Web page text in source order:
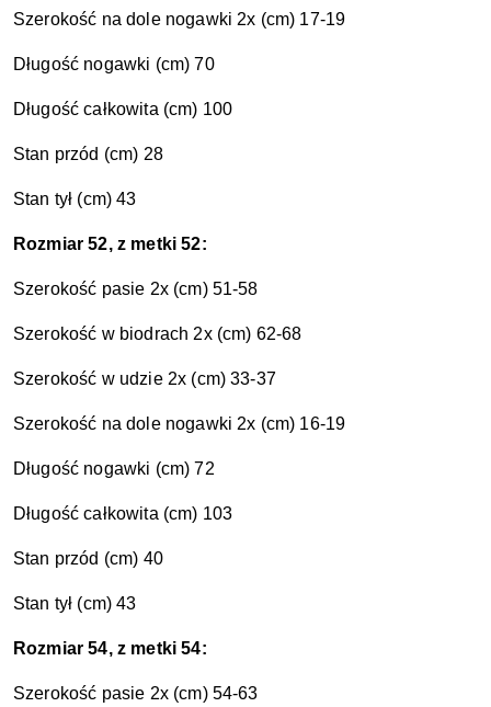
Szerokość na dole nogawki 2x (cm) 17-19
Długość nogawki (cm) 70
Długość całkowita (cm) 100
Stan przód (cm) 28
Stan tył (cm) 43
Rozmiar 52, z metki 52:
Szerokość pasie 2x (cm) 51-58
Szerokość w biodrach 2x (cm) 62-68
Szerokość w udzie 2x (cm) 33-37
Szerokość na dole nogawki 2x (cm) 16-19
Długość nogawki (cm) 72
Długość całkowita (cm) 103
Stan przód (cm) 40
Stan tył (cm) 43
Rozmiar 54, z metki 54:
Szerokość pasie 2x (cm) 54-63